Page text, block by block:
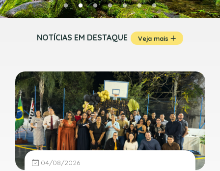
NOTÍCIAS EM DESTAQUE Veja mais
04/08/2026